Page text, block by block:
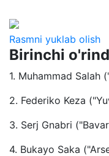
Rasmni yuklab olish
Birinchi
1. Muhammad Salah
2. Federiko Keza
3. Serj Gnabri
4. Bukayo Saka